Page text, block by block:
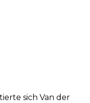
sich Van der